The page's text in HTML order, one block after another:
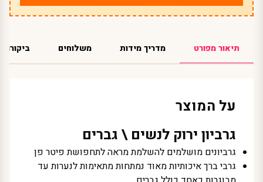
תיאור מפורט מדריך מידות משלוחים ביקורות
על המוצר
גרביון ירוק לנשים \ גברים
גרביונים מושלמים להשלמת מראה לתחפושת פיטר פן
גרבי ברך איכותיות מאוד נמתחות מתאימות לנערות עד